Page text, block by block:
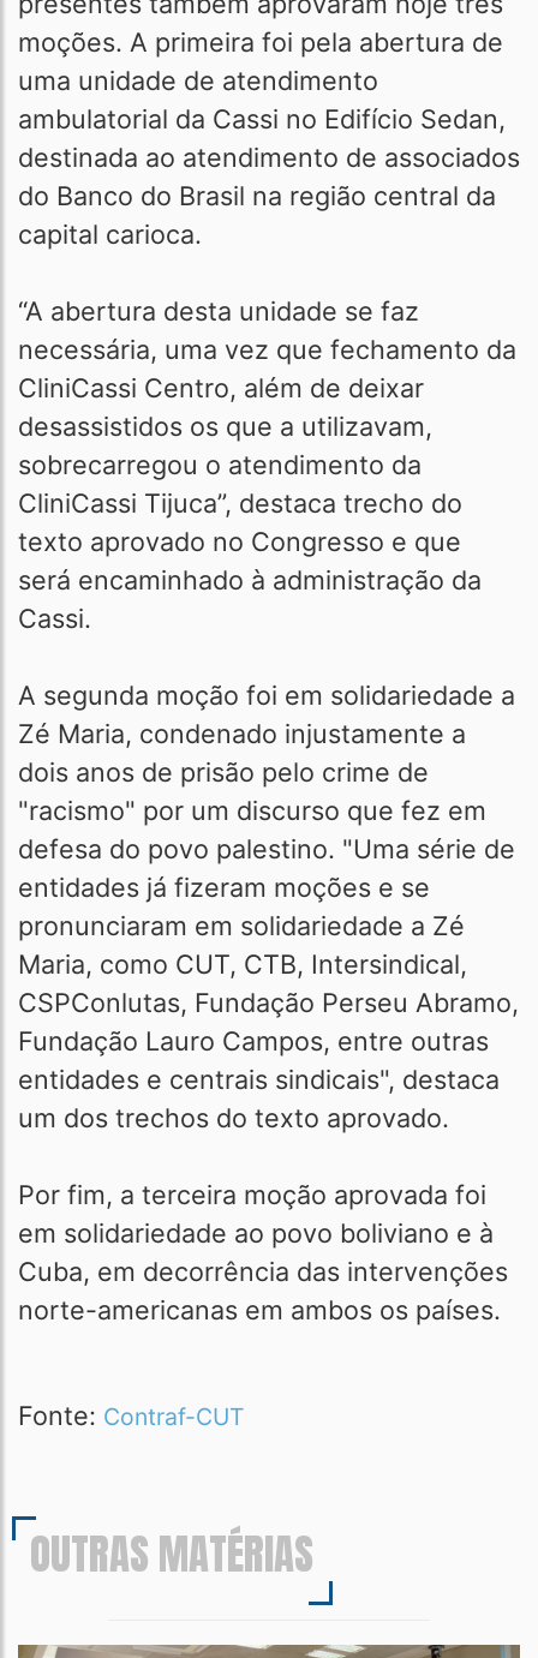
moções. A primeira foi pela abertura de
uma unidade de atendimento
ambulatorial da Cassi no Edifício Sedan,
destinada ao atendimento de associados
do Banco do Brasil na região central da
capital carioca.
“A abertura desta unidade se faz
necessária, uma vez que fechamento da
CliniCassi Centro, além de deixar
desassistidos os que a utilizavam,
sobrecarregou o atendimento da
CliniCassi Tijuca”, destaca trecho do
texto aprovado no Congresso e que
será encaminhado à administração da
Cassi.
A segunda moção foi em solidariedade a
Zé Maria, condenado injustamente a
dois anos de prisão pelo crime de
"racismo" por um discurso que fez em
defesa do povo palestino. "Uma série de
entidades já fizeram moções e se
pronunciaram em solidariedade a Zé
Maria, como CUT, CTB, Intersindical,
CSPConlutas, Fundação Perseu Abramo,
Fundação Lauro Campos, entre outras
entidades e centrais sindicais", destaca
um dos trechos do texto aprovado.
Por fim, a terceira moção aprovada foi
em solidariedade ao povo boliviano e à
Cuba, em decorrência das intervenções
norte-americanas em ambos os países.
Fonte: Contraf-CUT
OUTRAS MATÉRIAS